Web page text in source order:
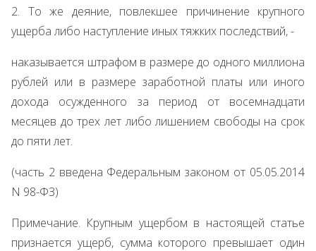
2. То же деяние, повлекшее причинение крупного
ущерба либо наступление иных тяжких последствий, -
наказывается штрафом в размере до одного миллиона
рублей или в размере заработной платы или иного
дохода осужденного за период от восемнадцати
месяцев до трех лет либо лишением свободы на срок
до пяти лет.
(часть 2 введена Федеральным законом от 05.05.2014
N 98-ФЗ)
Примечание. Крупным ущербом в настоящей статье
признается ущерб, сумма которого превышает один